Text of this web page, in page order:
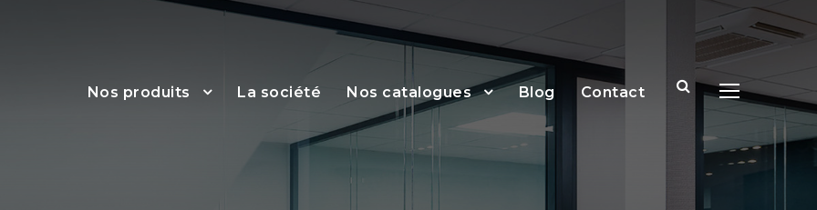
Nos produits La société Nos catalogues Blog Contact